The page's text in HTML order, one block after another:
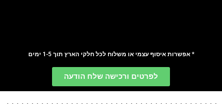
* אפשרות איסוף עצמי או משלוח לכל חלקי הארץ תוך 1-5 ימים
לפרטים ורכישה שלח הודעה